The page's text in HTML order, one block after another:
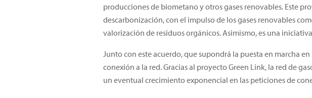
producciones de biometano y otros gases renovables. Este
descarbonización, con el impulso de los gases renovables
valorización de residuos orgánicos. Asimismo, es una
Junto con este acuerdo, que supondrá la puesta en marcha
conexión a la red. Gracias al proyecto Green Link, la red de
un eventual crecimiento exponencial en las peticiones de